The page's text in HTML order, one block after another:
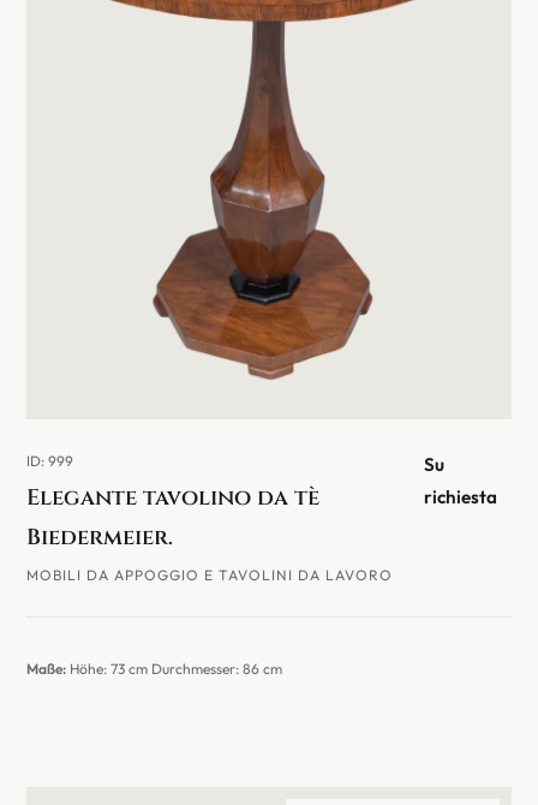
ID: 999
Elegante tavolino da tè
Biedermeier.
MOBILI DA APPOGGIO E TAVOLINI DA LAVORO
Su
richiesta
Maße: Höhe: 73 cm Durchmesser: 86 cm